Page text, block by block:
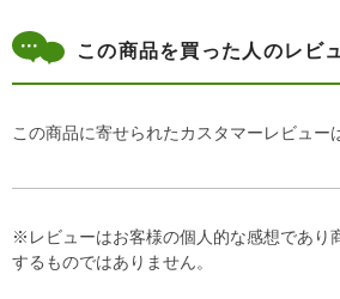
この商品を買った人のレビ
この商品に寄せられたカスタマーレビュー
※レビューはお客様の個人的な感想であり
するものではありません。